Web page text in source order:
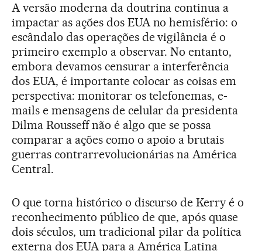
A versão moderna da doutrina continua a
impactar as ações dos EUA no hemisfério: o
escândalo das operações de vigilância é o
primeiro exemplo a observar. No entanto,
embora devamos censurar a interferência
dos EUA, é importante colocar as coisas em
perspectiva: monitorar os telefonemas, e-
mails e mensagens de celular da presidenta
Dilma Rousseff não é algo que se possa
comparar a ações como o apoio a brutais
guerras contrarrevolucionárias na América
Central.
O que torna histórico o discurso de Kerry é o
reconhecimento público de que, após quase
dois séculos, um tradicional pilar da política
externa dos EUA para a América Latina